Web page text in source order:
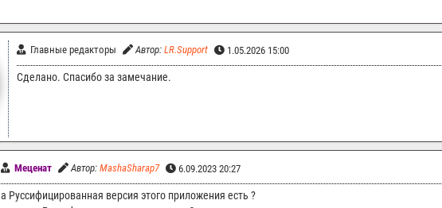
Главные редакторы Автор: LR.Support 1.05.2026 15:00
Сделано. Спасибо за замечание.
Меценат Автор: MashaSharap7 6.09.2023 20:27
а Руссифицированная версия этого приложения есть ?